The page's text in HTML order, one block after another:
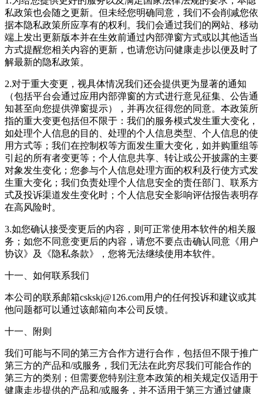
私政策也会随之更新。但未经您明确同意，我们不会削减您依
据本隐私政策所应享有的权利。我们会通过我们的网站、移动
端上发出更新版本并在生效前通过内部弹窗方式或以其他适当
方式提醒您相关内容的更新，也请您访问健康走步以便及时了
解最新的隐私政策。
2.对于重大变更，视具体情况我们还会提供更为显著的通知
（包括平台会通过应用内部弹窗的方式进行意见征集、公告通
知甚至向您提供弹窗提示），并再次征得您的同意。本政策所
指的重大变更包括但不限于：我们的服务模式发生重大变化，
如处理个人信息的目的、处理的个人信息类型、个人信息的使
用方式等；我们在控制权等方面发生重大变化，如并购重组等
引起的所有者变更等；个人信息共享、转让或公开披露的主要
对象发生变化；您参与个人信息处理方面的权利及行使方式发
生重大变化；我们负责处理个人信息安全的责任部门、联系方
式及投诉渠道发生变化时；个人信息安全影响评估报告表明存
在高风险时。
3.如您确认接受变更后的内容，则可正常使用本软件的相关服
务；如您不同意变更后的内容，请您不要点击确认同意《用户
协议》及《隐私条款》，您将无法继续使用本软件。
十一、如何联系我们
本公司的联系邮箱cskskj@126.com用户的任何投诉和建议或其
他问题都可以通过该邮箱向本公司反馈。
十一、附则
我们可能与不同的第三方合作方进行合作，包括但不限于推广
第三方的产品和/或服务，我们无法在此穷尽我们可能合作的
第三方的类别；但需要您特别注意本政策的相关规定仅适用于
健康走步提供的产品和/或服务，并不适用于第三方通过健康